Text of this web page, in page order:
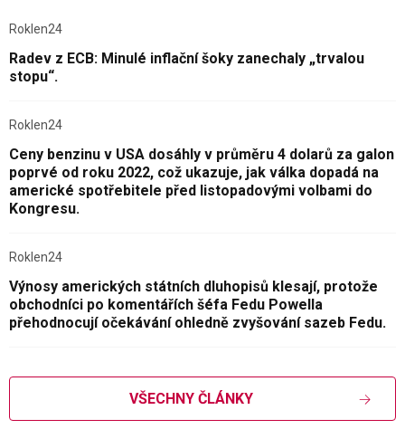
Roklen24
Radev z ECB: Minulé inflační šoky zanechaly „trvalou
stopu“.
Roklen24
Ceny benzinu v USA dosáhly v průměru 4 dolarů za galon
poprvé od roku 2022, což ukazuje, jak válka dopadá na
americké spotřebitele před listopadovými volbami do
Kongresu.
Roklen24
Výnosy amerických státních dluhopisů klesají, protože
obchodníci po komentářích šéfa Fedu Powella
přehodnocují očekávání ohledně zvyšování sazeb Fedu.
VŠECHNY ČLÁNKY